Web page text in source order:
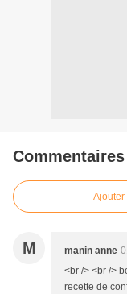
Commentaires
Ajouter
M manin anne
<br /> <br />
recette de